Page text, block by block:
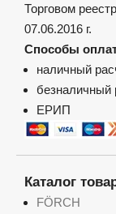
Торговом
07.06.2016 г.
Способы
наличный
безналичный
ЕРИП
Каталог
FÖRCH